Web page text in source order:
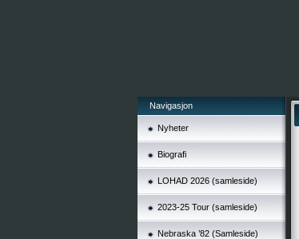
Navigasjon
Nyheter
Biografi
LOHAD 2026 (samleside)
2023-25 Tour (samleside)
Nebraska ’82 (Samleside)